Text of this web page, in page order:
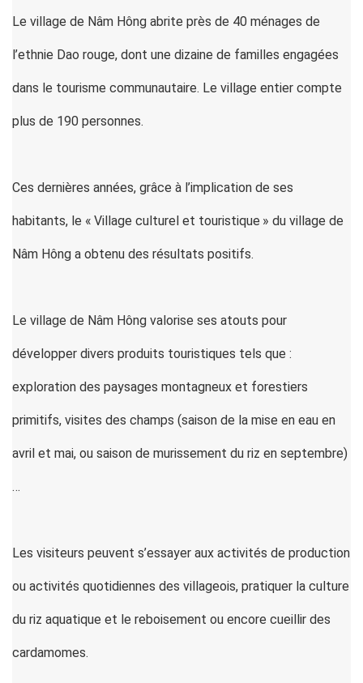
Le village de Nâm Hông abrite près de 40 ménages de
l’ethnie Dao rouge, dont une dizaine de familles engagées
dans le tourisme communautaire. Le village entier compte
plus de 190 personnes.
Ces dernières années, grâce à l’implication de ses
habitants, le « Village culturel et touristique » du village de
Nâm Hông a obtenu des résultats positifs.
Le village de Nâm Hông valorise ses atouts pour
développer divers produits touristiques tels que :
exploration des paysages montagneux et forestiers
primitifs, visites des champs (saison de la mise en eau en
avril et mai, ou saison de murissement du riz en septembre)
…
Les visiteurs peuvent s’essayer aux activités de production
ou activités quotidiennes des villageois, pratiquer la culture
du riz aquatique et le reboisement ou encore cueillir des
cardamomes.